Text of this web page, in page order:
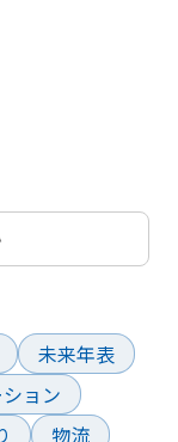
未来年表
ョン
物流